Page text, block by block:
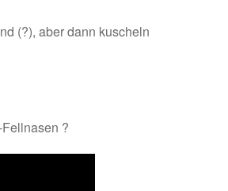
(?), aber dann kuscheln
?